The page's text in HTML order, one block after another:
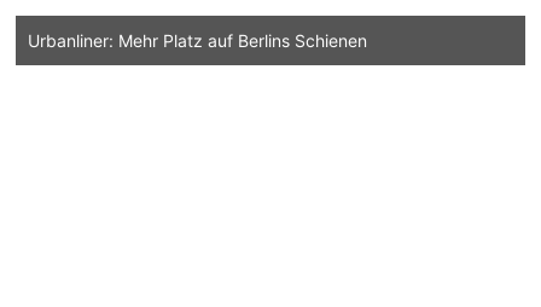
Urbanliner: Mehr Platz auf Berlins Schienen